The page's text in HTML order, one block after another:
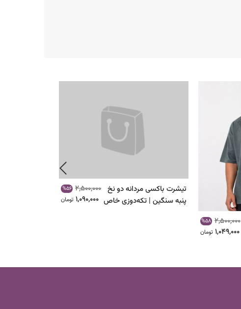
2,500,000
%58
1,049,000 تومان
تیشرت باکسی مردانه دو نخ
پنبه سنگین | تکه‌دوزی خاص
2,500,000
%56
1,090,000 تومان